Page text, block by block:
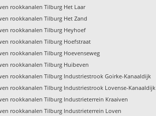
rookkanalen Tilburg Het Laar
rookkanalen Tilburg Het Zand
rookkanalen Tilburg Heyhoef
rookkanalen Tilburg Hoefstraat
rookkanalen Tilburg Hoevenseweg
rookkanalen Tilburg Huibeven
rookkanalen Tilburg Industriestrook Goirke-Kanaaldijk
rookkanalen Tilburg Industriestrook Lovense-Kanaaldijk
rookkanalen Tilburg Industrieterrein Kraaiven
rookkanalen Tilburg Industrieterrein Loven